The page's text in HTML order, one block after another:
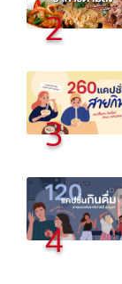
2
3
4